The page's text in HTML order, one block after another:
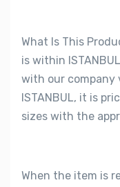
What Is This
is within
with our company
ISTANBUL, it is
sizes with the
When the item is